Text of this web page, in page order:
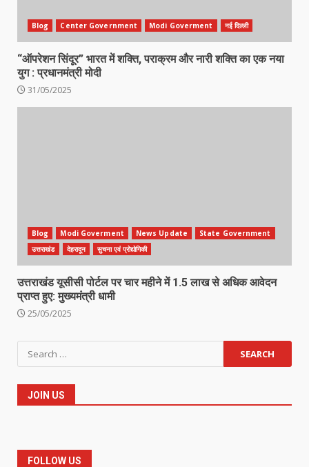
Blog Center Government Modi Goverment नई दिल्ली
“ऑपरेशन सिंदूर” भारत में शक्ति, पराक्रम और नारी शक्ति का एक नया
युग : प्रधानमंत्री मोदी
31/05/2025
Blog Modi Goverment News Update
State Government
उत्तराखंड
देहरादून सुचना एवं प्रोद्योगिकी
उत्तराखंड यूसीसी पोर्टल पर चार महीने में 1.5 लाख से अधिक आवेदन
प्राप्त हुए: मुख्यमंत्री धामी
25/05/2025
Search
for:
JOIN US
FOLLOW US